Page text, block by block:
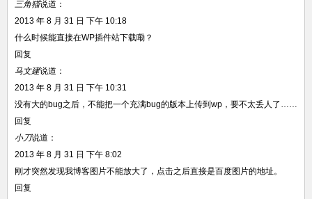
三角猫说道：
2013 年 8 月 31 日 下午 10:18
什么时候能直接在WP插件站下载嘞？
回复
马文建说道：
2013 年 8 月 31 日 下午 10:31
没有大的bug之后，不能把一个充满bug的版本上传到wp，要不太丢人了……
回复
小刀说道：
2013 年 8 月 31 日 下午 8:02
刚才突然发现我博客图片不能放大了，点击之后直接是百度图片的地址。
回复